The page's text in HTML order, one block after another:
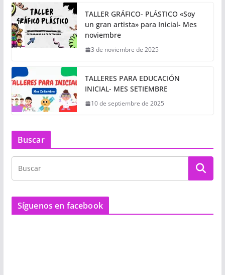
TALLER GRÁFICO- PLÁSTICO «Soy
un gran artista» para Inicial- Mes
noviembre
3 de noviembre de 2025
TALLERES PARA EDUCACIÓN
INICIAL- MES SETIEMBRE
10 de septiembre de 2025
Buscar
Síguenos en facebook